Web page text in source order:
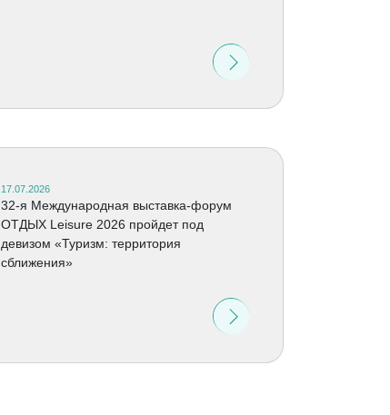
17.07.2026
32-я Международная выставка-форум
ОТДЫХ Leisure 2026 пройдет под
девизом «Туризм: территория
сближения»